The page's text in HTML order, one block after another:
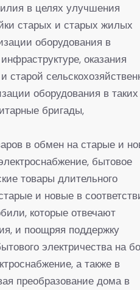
в целях улучшения
старых и старых жилых
оборудования в
оказания
старой
оборудования в таких
бригады,
в обмен на старые и
бытовое
товары длительного
и новые в
которые отвечают
и поощряя поддержку
электричества на
а также в
преобразование дома в